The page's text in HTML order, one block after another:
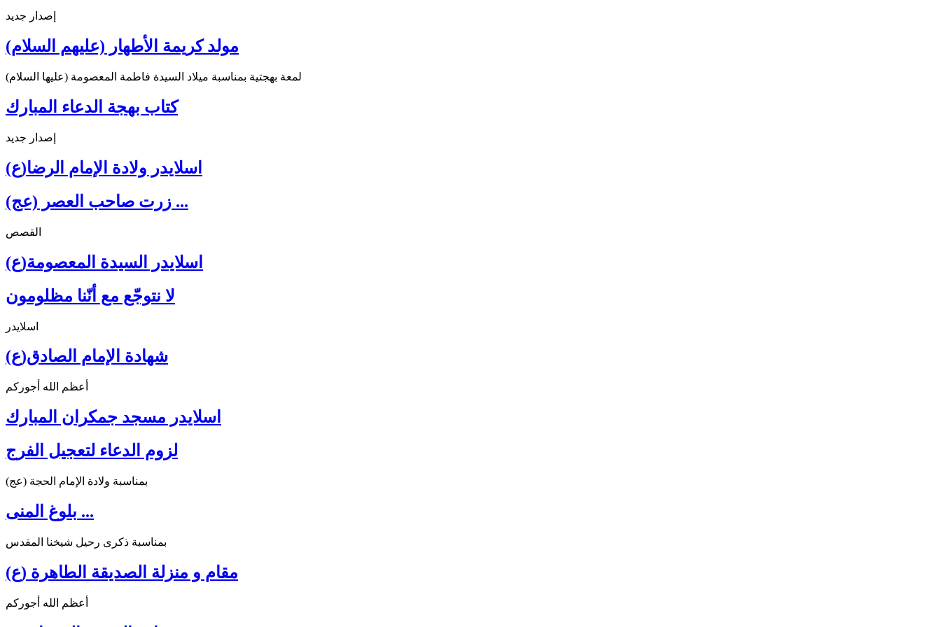
إصدار جديد
مولد كريمة الأطهار (عليهم السلام)
لمعة بهجتية بمناسبة ميلاد السيدة فاطمة المعصومة (عليها السلام)
كتاب بهجة الدعاء المبارك
إصدار جديد
اسلايدر ولادة الإمام الرضا(ع)
زرت صاحب العصر (عج) ...
القصص
اسلايدر السيدة المعصومة(ع)
لا نتوجّع مع أنّنا مظلومون
اسلايدر
شهادة الإمام الصادق(ع)
أعظم الله أجوركم
اسلايدر مسجد جمكران المبارك
لزوم الدعاء لتعجيل الفرج
بمناسبة ولادة الإمام الحجة (عج)
بلوغ المنى ...
بمناسبة ذكرى رحيل شيخنا المقدس
مقام و منزلة الصديقة الطاهرة (ع)
أعظم الله أجوركم